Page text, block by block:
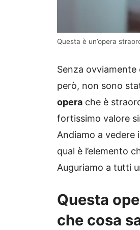
Questa è un’opera
Senza
però, non sono
opera che è
fortissimo valore
Andiamo a vedere
qual è l’elemento
Auguriamo a tutti
Questa
che cosa